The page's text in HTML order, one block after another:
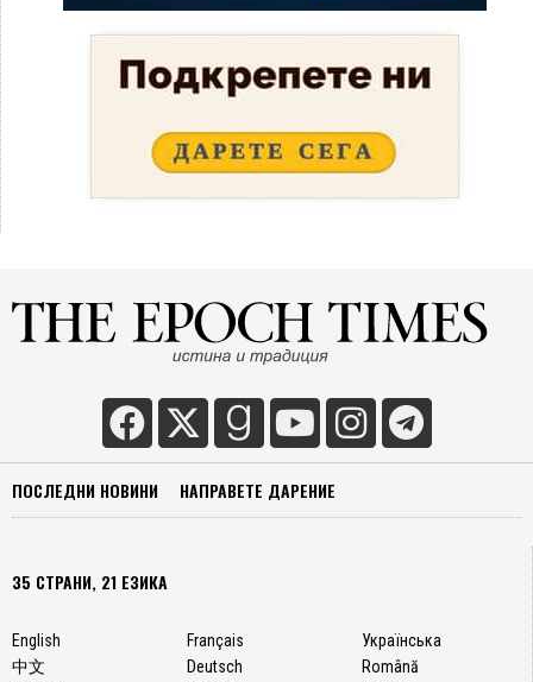
ПОСЛЕДНИ НОВИНИ НАПРАВЕТЕ ДАРЕНИЕ
35 СТРАНИ, 21 ЕЗИКА
English
中文
Français
Deutsch
Українська
Română